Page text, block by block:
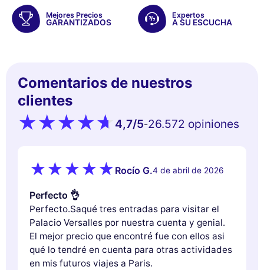
Mejores Precios
GARANTIZADOS
Expertos
A SU ESCUCHA
Comentarios de nuestros
clientes
4,7/5-26.572 opiniones
Rocío G.4 de abril de 2026
Perfecto 👌
Perfecto.Saqué tres entradas para visitar el
Palacio Versalles por nuestra cuenta y genial.
El mejor precio que encontré fue con ellos asi
qué lo tendré en cuenta para otras actividades
en mis futuros viajes a Paris.